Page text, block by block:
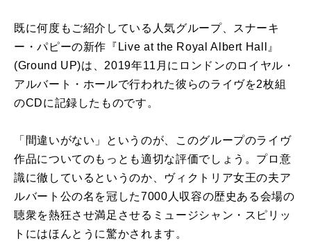
既に何度もご紹介している人気グループ、スナーキ
ー・パピーの新作『 Live at the Royal Albert Hall
』
(Ground UP)は、 2019年11 月にロンドンのロイヤル・
アルバート・ホールで行われた彼らのライヴを2枚組
のCDに記録したものです。
「間違いがない」というのが、このグループのライヴ
作品についてのもっとも適切な評価でしょう。プロ意
識に徹しているというのか、ヴィクトリア女王の夫ア
ルバート公の名を冠した7000 人収容の歴史ある会場の
聴衆を熱狂させ満足させるミュージシャン・スピリッ
トにはほんとうに驚かされます。